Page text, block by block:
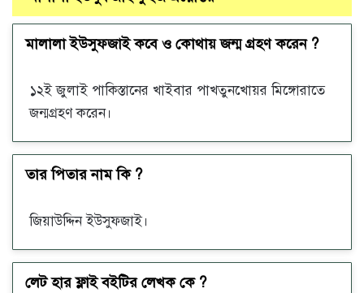
মালালা ইউসুফজাই কবে ও কোথায় জন্ম গ্রহণ করেন ?
১২ই জুলাই পাকিস্তানের খাইবার পাখতুনখোয়র মিঙ্গোরাতে
জন্মগ্রহণ করেন।
তার পিতার নাম কি ?
জিয়াউদ্দিন ইউসুফজাই।
লেট হার ফ্লাই বইটির লেখক কে ?